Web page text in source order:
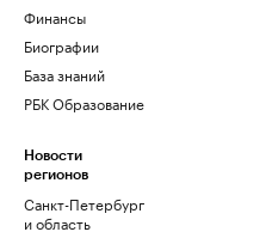
Финансы
Биографии
База знаний
РБК Образование
Новости
регионов
Санкт-Петербург
и область